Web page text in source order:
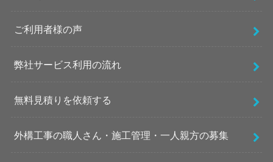
ご利用者様の声
弊社サービス利用の流れ
無料見積りを依頼する
外構工事の職人さん・施工管理・一人親方の募集